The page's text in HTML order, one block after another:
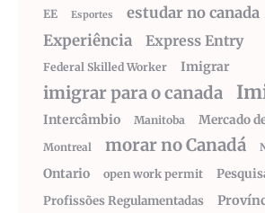
EE
Esportes estudar no canada
Experiência Express Entry
Federal Skilled Worker Imigrar
imigrar para o canada
Intercâmbio Manitoba Mercado
Montreal morar no Canadá
Ontario open work permit
Profissões Regulamentadas